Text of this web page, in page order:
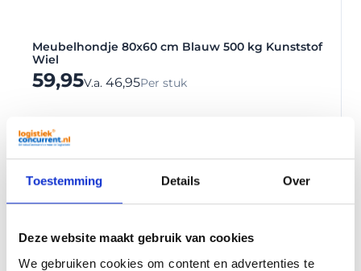
Toestemming Details Over
Deze website maakt gebruik van cookies
We gebruiken cookies om content en advertenties te
Meubelhondje 80x60 cm Blauw 500 kg Kunststof
Wiel
59,95V.a. 46,95Per stuk